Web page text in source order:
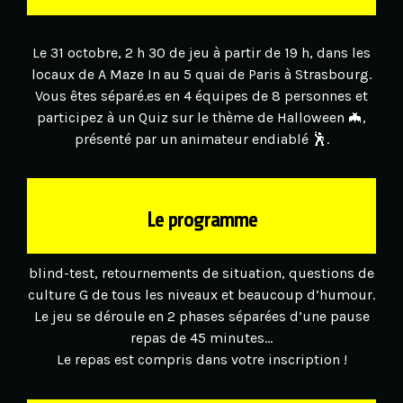
Le 31 octobre, 2 h 30 de jeu à partir de 19 h, dans les
locaux de A Maze In au 5 quai de Paris à Strasbourg.
Vous êtes séparé.es en 4 équipes de 8 personnes et
participez à un Quiz sur le thème de Halloween 🦇,
présenté par un animateur endiablé 🕺.
Le programme
blind-test, retournements de situation, questions de
culture G de tous les niveaux et beaucoup d’humour.
Le jeu se déroule en 2 phases séparées d’une pause
repas de 45 minutes…
Le repas est compris dans votre inscription !